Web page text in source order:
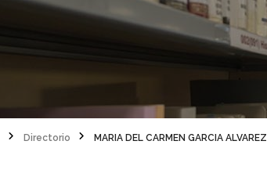
Directorio MARIA DEL CARMEN GARCIA ALVAREZ